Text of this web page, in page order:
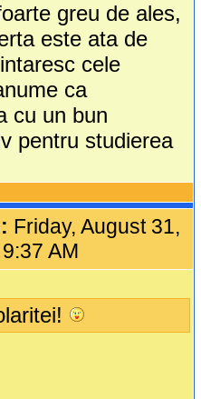
greu de ales,
este ata de
cele
ca
cu un bun
pentru studierea
Friday, August 31,
AM